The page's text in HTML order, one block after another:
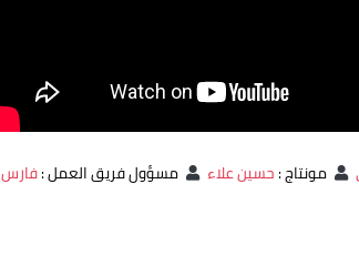
مونتاج:حسين علاء مسؤول فريق العمل:فارس